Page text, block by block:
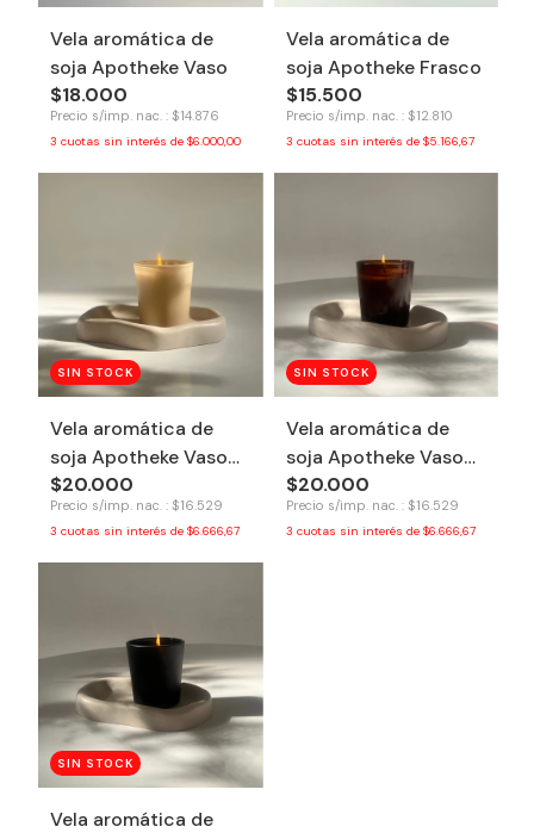
Vela aromática de
soja Apotheke Vaso
$18.000
Precio s/imp. nac. : $14.876
3 cuotas sin interés de $6.000,00
Vela aromática de
soja Apotheke Frasco
$15.500
Precio s/imp. nac. : $12.810
3 cuotas sin interés de $5.166,67
SIN STOCK
Vela aromática de
soja Apotheke Vaso
Nude - Fresas y
moras
$20.000
Precio s/imp. nac. : $16.529
3 cuotas sin interés de $6.666,67
SIN STOCK
Vela aromática de
soja Apotheke Vaso
Ámbar - Tilo y
lavanda
$20.000
Precio s/imp. nac. : $16.529
3 cuotas sin interés de $6.666,67
SIN STOCK
Vela aromática de